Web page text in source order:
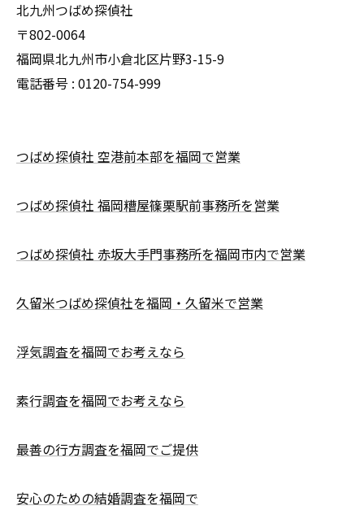
北九州つばめ探偵社
〒802-0064
福岡県北九州市小倉北区片野3-15-9
電話番号 : 0120-754-999
つばめ探偵社 空港前本部を福岡で営業
つばめ探偵社 福岡糟屋篠栗駅前事務所を営業
つばめ探偵社 赤坂大手門事務所を福岡市内で営業
久留米つばめ探偵社を福岡・久留米で営業
浮気調査を福岡でお考えなら
素行調査を福岡でお考えなら
最善の行方調査を福岡でご提供
安心のための結婚調査を福岡で